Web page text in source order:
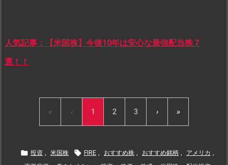
人気記事：【米国株】今後10年は安心な最強配当株７
選！！
« ‹ 1 2 3 › »
 投資 , 米国株  FIRE , おすすめ株 , おすすめ銘柄 , アメリカ ,